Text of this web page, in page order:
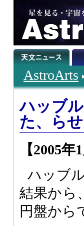
AstroArts
ハッブ
た、ら
【2005年
ハッブ
結果から
円盤から